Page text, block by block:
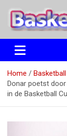
naar
Etten
Home
Donar poetst
in de Basketball